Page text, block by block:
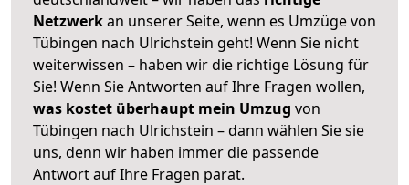
Netzwerkan unserer Seite, wenn es Umzüge von
Tübingen nach Ulrichstein geht! Wenn Sie nicht
weiterwissen – haben wir die richtige Lösung für
Sie! Wenn Sie Antworten auf Ihre Fragen wollen,
was kostet überhaupt mein Umzug von
Tübingen nach Ulrichstein – dann wählen Sie sie
uns, denn wir haben immer die passende
Antwort auf Ihre Fragen parat.